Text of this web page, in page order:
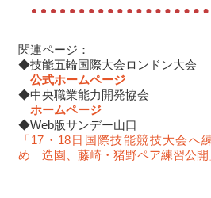
関連ページ：
◆技能五輪国際大会ロンドン大会
公式ホームページ
◆中央職業能力開発協会
ホームページ
◆Web版サンデー山口
「17・18日国際技能競技大会へ
め 造園、藤崎・猪野ペア練習公開